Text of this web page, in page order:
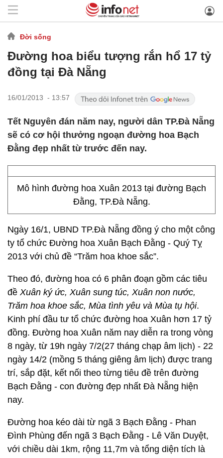
Đời sống
Đường hoa biểu tượng rắn hổ 17 tỷ
đồng tại Đà Nẵng
16/01/2013 - 13:57
Tết Nguyên đán năm nay, người dân TP.Đà Nẵng
sẽ có cơ hội thưởng ngoạn đường hoa Bạch
Đằng đẹp nhất từ trước đến nay.
Mô hình đường hoa Xuân 2013 tại đường Bạch
Đằng, TP.Đà Nẵng.
Ngày 16/1, UBND TP.Đà Nẵng đồng ý cho một công
ty tổ chức Đường hoa Xuân Bạch Đằng - Quý Tỵ
2013 với chủ đề “Trăm hoa khoe sắc”.
Theo đó, đường hoa có 6 phân đoạn gồm các tiêu
đề Xuân ký ức, Xuân sung túc, Xuân non nước,
Trăm hoa khoe sắc, Mùa tình yêu và Mùa tụ hội.
Kinh phí đầu tư tổ chức đường hoa Xuân hơn 17 tỷ
đồng. Đường hoa Xuân năm nay diễn ra trong vòng
8 ngày, từ 19h ngày 7/2(27 tháng chạp âm lịch) - 22
ngày 14/2 (mồng 5 tháng giêng âm lịch) được trang
trí, sắp đặt, kết nối theo từng tiêu đề trên đường
Bạch Đằng - con đường đẹp nhất Đà Nẵng hiện
nay.
Đường hoa kéo dài từ ngã 3 Bạch Đằng - Phan
Đình Phùng đến ngã 3 Bạch Đằng - Lê Văn Duyệt,
với chiều dài 1km, rộng 11,7m và tổng diện tích là